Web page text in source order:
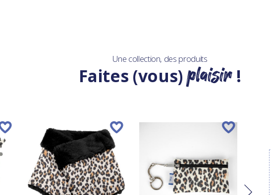
Une collection, des produits
Faites (vous)plaisir!